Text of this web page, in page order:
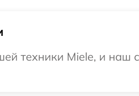
техники Miele, и наш